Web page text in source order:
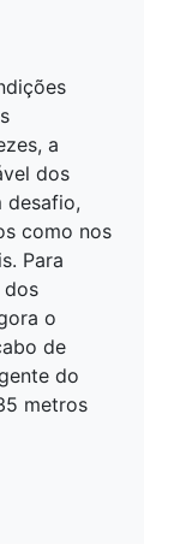
a
dos
desafio,
como nos
Para
dos
o
de
do
metros